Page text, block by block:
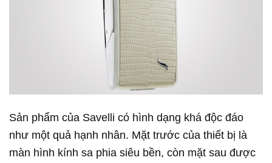
Sản phẩm của Savelli có hình dạng khá độc đáo
như một quả hạnh nhân. Mặt trước của thiết bị là
màn hình kính sa phia siêu bền, còn mặt sau được